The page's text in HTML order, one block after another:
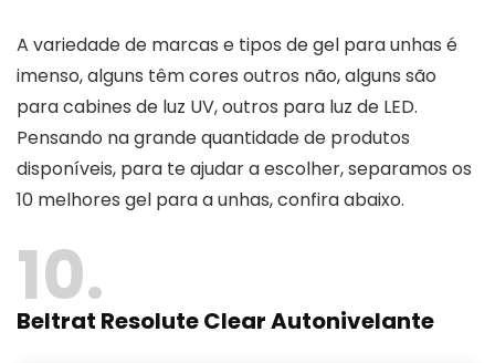
A variedade de marcas e tipos de gel para unhas é
imenso, alguns têm cores outros não, alguns são
para cabines de luz UV, outros para luz de LED.
Pensando na grande quantidade de produtos
disponíveis, para te ajudar a escolher, separamos os
10 melhores gel para a unhas, confira abaixo.
10
Beltrat Resolute Clear Autonivelante